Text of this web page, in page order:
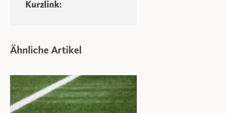
Kurzlink:
Ähnliche Artikel